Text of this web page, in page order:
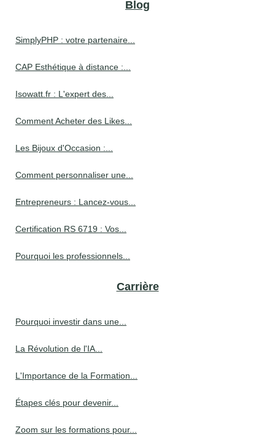
Blog
SimplyPHP : votre partenaire...
CAP Esthétique à distance :...
Isowatt.fr : L'expert des...
Comment Acheter des Likes...
Les Bijoux d'Occasion :...
Comment personnaliser une...
Entrepreneurs : Lancez-vous...
Certification RS 6719 : Vos...
Pourquoi les professionnels...
Carrière
Pourquoi investir dans une...
La Révolution de l'IA...
L'Importance de la Formation...
Étapes clés pour devenir...
Zoom sur les formations pour...